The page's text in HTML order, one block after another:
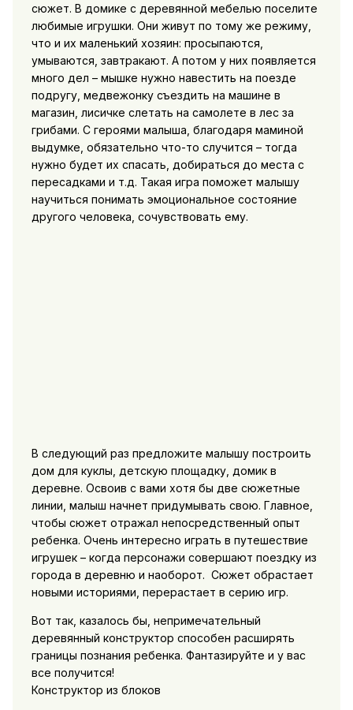
сюжет. В домике с деревянной мебелью поселите
любимые игрушки. Они живут по тому же режиму,
что и их маленький хозяин: просыпаются,
умываются, завтракают. А потом у них появляется
много дел – мышке нужно навестить на поезде
подругу, медвежонку съездить на машине в
магазин, лисичке слетать на самолете в лес за
грибами. С героями малыша, благодаря маминой
выдумке, обязательно что-то случится – тогда
нужно будет их спасать, добираться до места с
пересадками и т.д. Такая игра поможет малышу
научиться понимать эмоциональное состояние
другого человека, сочувствовать ему.
В следующий раз предложите малышу построить
дом для куклы, детскую площадку, домик в
деревне. Освоив с вами хотя бы две сюжетные
линии, малыш начнет придумывать свою. Главное,
чтобы сюжет отражал непосредственный опыт
ребенка. Очень интересно играть в путешествие
игрушек – когда персонажи совершают поездку из
города в деревню и наоборот. Сюжет обрастает
новыми историями, перерастает в серию игр.
Вот так, казалось бы, непримечательный
деревянный конструктор способен расширять
границы познания ребенка. Фантазируйте и у вас
все получится!
Конструктор из блоков